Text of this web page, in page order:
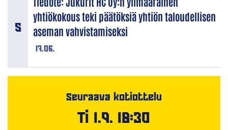
17.06.
yhtiökokous teki päätöksiä yhtiön taloudellisen
aseman vahvistamiseksi
Seuraava kotiottelu
Ti 1.9. 18:30